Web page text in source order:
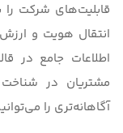
قابلیت‌های شرکت
انتقال هویت و
اطلاعات جامع در
مشتریان در
آگاهانه‌تری را